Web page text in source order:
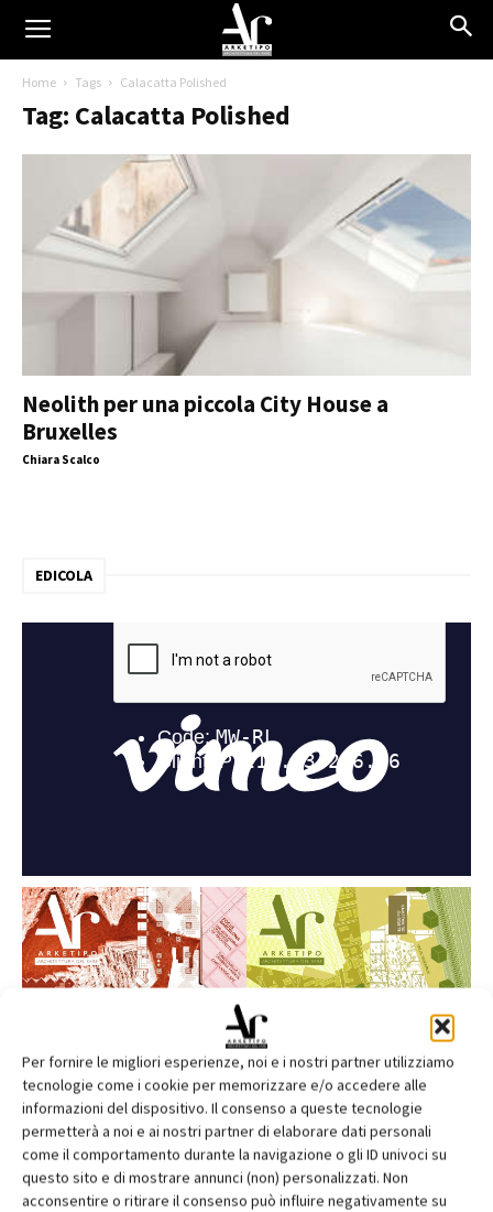
Per fornire le migliori esperienze, noi e i nostri partner utilizziamo
tecnologie come i cookie per memorizzare e/o accedere alle
informazioni del dispositivo. Il consenso a queste tecnologie
permetterà a noi e ai nostri partner di elaborare dati personali
come il comportamento durante la navigazione o gli ID univoci su
questo sito e di mostrare annunci (non) personalizzati. Non
acconsentire o ritirare il consenso può influire negativamente su
Home Tags Calacatta Polished
Tag: Calacatta Polished
Neolith per una piccola City House a
Bruxelles
Chiara Scalco
EDICOLA